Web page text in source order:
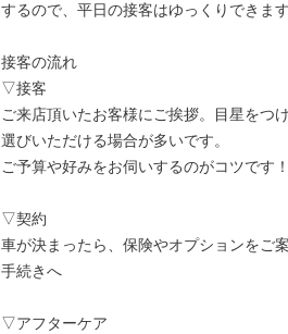
するので、平日の接客はゆっくりできます
接客の流れ
▽接客
ご来店頂いたお客様にご挨拶。目星をつ
選びいただける場合が多いです。
ご予算や好みをお伺いするのがコツです！
▽契約
車が決まったら、保険やオプションをご
手続きへ
▽アフターケア